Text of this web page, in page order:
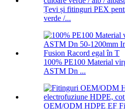
Țevi și fitinguri PEX
verde /...
100% PE100 Material
ASTM Dn ...
OEM/ODM HDPE EF